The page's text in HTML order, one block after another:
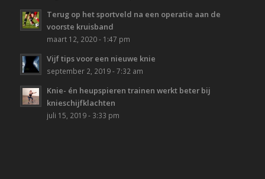
Terug op het sportveld na een operatie aan de
voorste kruisband
maart 12, 2020 - 1:47 pm
Vijf tips voor een nieuwe knie
september 2, 2019 - 7:32 am
Knie- én heupspieren trainen werkt beter bij
knieschijfklachten
juli 15, 2019 - 3:33 pm